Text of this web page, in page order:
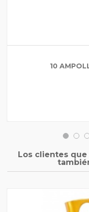
10
Los clientes